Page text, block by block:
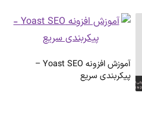
آموزش افزونه Yoast SEO –
پیکربندی سریع